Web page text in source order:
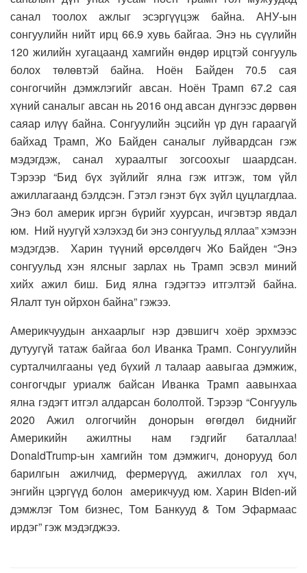
санал тоолох ажлыг эсэргүүцэж байна. АНУ-ын
сонгуулийн нийт ирц 66.9 хувь байгаа. Энэ нь сүүлийн
120 жилийн хугацаанд хамгийн өндөр ирцтэй сонгууль
болох төлөвтэй байна. Ноён Байден 70.5 сая
сонгогчийн дэмжлэгийг авсан. Ноён Трамп 67.2 сая
хүний ​​саналыг авсан нь 2016 онд авсан дүнгээс дөрвөн
саяар илүү байна. Сонгуулийн эцсийн үр дүн гараагүй
байхад Трамп, Жо Байден саналыг луйвардсан гэж
мэдэгдэж, санал хураалтыг зогсоохыг шаардсан.
Тэрээр “Бид бүх зүйлийг ялна гэж итгэж, том үйл
ажиллагаанд бэлдсэн. Гэтэл гэнэт бүх зүйл цуцлагдлаа.
Энэ бол америк иргэн бүрийг хуурсан, ичгэвтэр явдал
юм. Ний нуугүй хэлэхэд би энэ сонгуульд яллаа” хэмээн
мэдэгдэв. Харин түүний өрсөлдөгч Жо Байден “Энэ
сонгуульд хэн ялсныг зарлах нь Трамп эсвэл миний
хийх ажил биш. Бид ялна гэдэгтээ итгэлтэй байна.
Ялалт тун ойрхон байна” гэжээ.
Америкчуудын анхаарлыг нэр дэвшигч хоёр эрхмээс
дутуугүй татаж байгаа бол Иванка Трамп. Сонгуулийн
сурталчилгааны үед бүхий л талаар аавыгаа дэмжиж,
сонгогчдыг уриалж байсан Иванка Трамп аавынхаа
ялна гэдэгт итгэл алдарсан бололтой. Тэрээр “Сонгууль
2020 Ажил олгогчийн донорын өгөгдөл биднийг
Америкийн ажилтны нам гэдгийг баталлаа!
DonaldTrump-ын хамгийн том дэмжигч, донорууд бол
барилгын ажилчид, фермерүүд, ажиллах гол хүч,
энгийн цэргүүд болон америкчууд юм. Харин Biden-ий
дэмжлэг Том бизнес, Том Банкууд & Том Эфармаас
ирдэг” гэж мэдэгджээ.